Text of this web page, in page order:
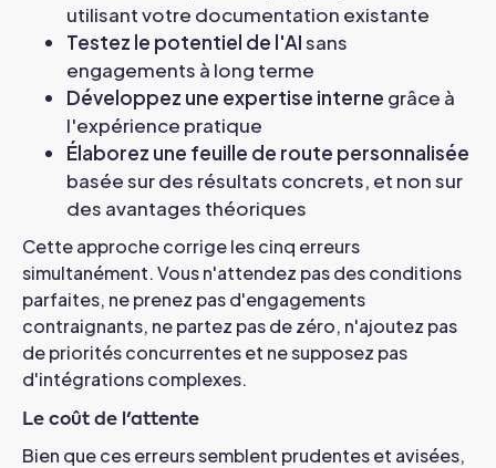
utilisant votre documentation existante
Testez le potentiel de l'AIsans
engagements à long terme
Développez une expertise interne grâce à
l'expérience pratique
Élaborez une feuille de route personnalisée
basée sur des résultats concrets, et non sur
des avantages théoriques
Cette approche corrige les cinq erreurs
simultanément. Vous n'attendez pas des conditions
parfaites, ne prenez pas d'engagements
contraignants, ne partez pas de zéro, n'ajoutez pas
de priorités concurrentes et ne supposez pas
d'intégrations complexes.
Le coût de l'attente
Bien que ces erreurs semblent prudentes et avisées,